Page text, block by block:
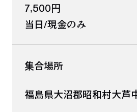
7,500円
当日/現金のみ
集合場所
福島県大沼郡昭和村大芦